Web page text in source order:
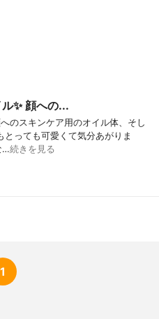
✨ 顔への...
のスキンケア用のオイル体、そし
とっても可愛くて気分あがりま
…続きを見る
1